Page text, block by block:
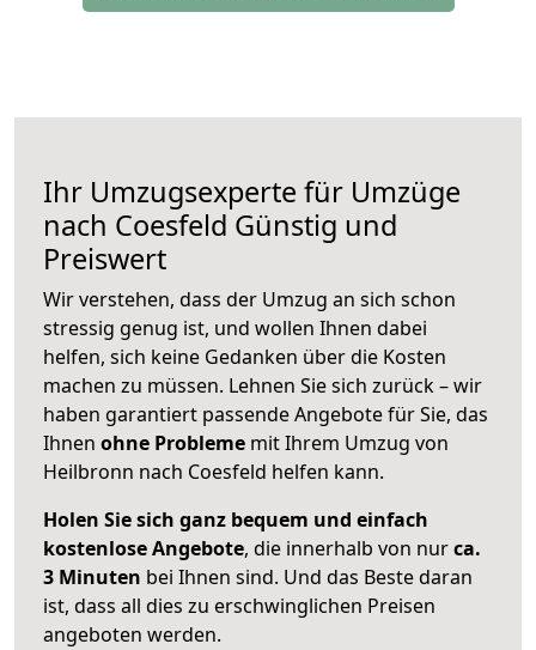
Ihr Umzugsexperte für Umzüge
nach Coesfeld Günstig und
Preiswert
Wir verstehen, dass der Umzug an sich schon
stressig genug ist, und wollen Ihnen dabei
helfen, sich keine Gedanken über die Kosten
machen zu müssen. Lehnen Sie sich zurück – wir
haben garantiert passende Angebote für Sie, das
Ihnen ohne Probleme mit Ihrem Umzug von
Heilbronn nach Coesfeld helfen kann.
Holen Sie sich ganz bequem und einfach
kostenlose Angebote, die innerhalb von nurca.
3 Minuten bei Ihnen sind. Und das Beste daran
ist, dass all dies zu erschwinglichen Preisen
angeboten werden.